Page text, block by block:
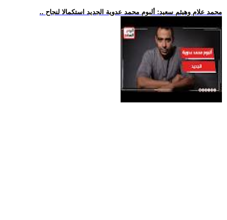
.. محمد علام وهيثم سعيد: ألبوم محمد عدوية الجديد استكمالا لنجاح